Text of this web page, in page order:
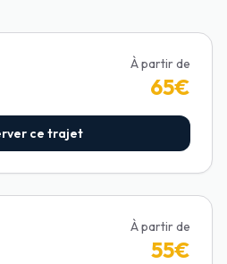
À partir de
65€
ce trajet
À partir de
55€